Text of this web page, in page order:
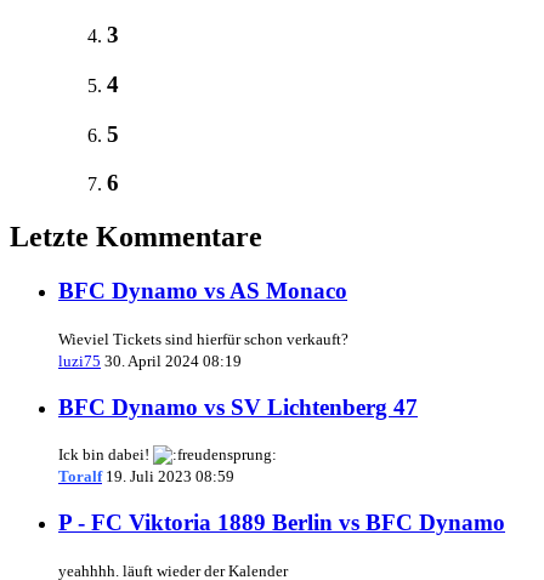
3
4
5
6
Letzte Kommentare
BFC Dynamo vs AS Monaco
Wieviel Tickets sind hierfür schon verkauft?
luzi75 30. April 2024 08:19
BFC Dynamo vs SV Lichtenberg 47
Ick bin dabei!
Toralf 19. Juli 2023 08:59
P - FC Viktoria 1889 Berlin vs BFC Dynamo
yeahhhh. läuft wieder der Kalender